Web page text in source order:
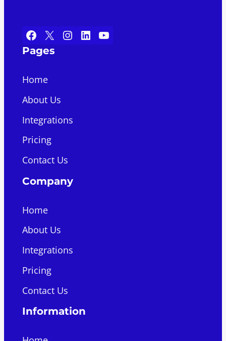
Facebook X Instagram LinkedIn YouTube
Pages
Home
About Us
Integrations
Pricing
Contact Us
Company
Home
About Us
Integrations
Pricing
Contact Us
Information